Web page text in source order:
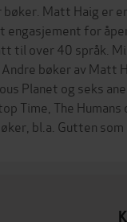
Matt Haig er
for
til over 40 språk.
bøker av Matt
Planet og seks
Time, The Humans